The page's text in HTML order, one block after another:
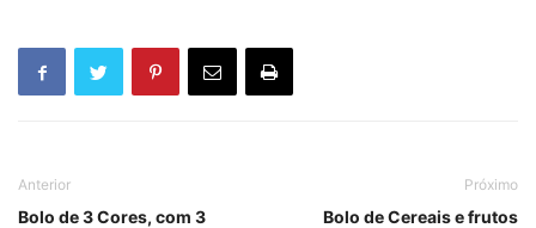
Anterior
Bolo de 3 Cores, com 3
Próximo
Bolo de Cereais e frutos